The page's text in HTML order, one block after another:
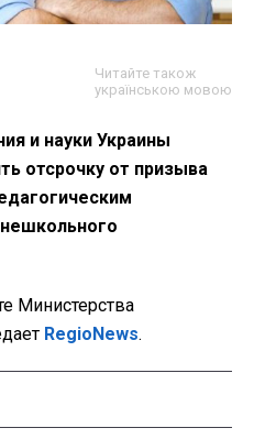
Читайте також
українською мовою
и науки Украины
отсрочку от призыва
Министерства
RegioNews.